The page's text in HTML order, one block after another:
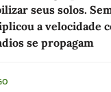
seus solos.
a velocidade
se propagam